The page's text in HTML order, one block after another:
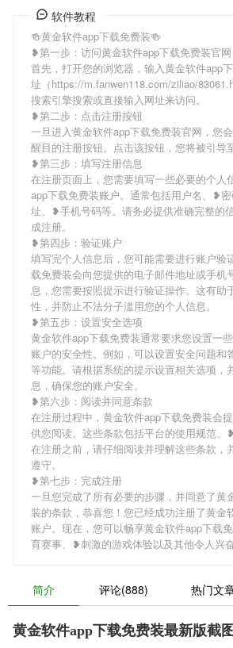
软件教程
🍻黄金软件app下载免费装🍻
❥第一步：访问黄金软件app下载免费装官网
首先，打开您的浏览器，输入黄金软件app
址（https://m.fanwen118.com/ziliao/
搜索引擎搜索或直接输入网址来访问。
❥第二步：点击注册按钮
一旦进入黄金软件app下载免费装官网，您
醒目的注册按钮。点击该按钮，您将被引导
❥第三步：填写注册信息
在注册页面上，您需要填写一些必要的个人
app下载免费装账户。通常包括用户名、❥
址、❥手机号码等。请务必提供准确完整的
成注册。
❥第四步：验证账户
填写完个人信息后，您可能需要进行账户验
载免费装会向您提供的电子邮件地址或手机
息，您需要按照提示进行验证操作。这有助
性，并防止不法分子滥用您的个人信息。
❥第五步：设置安全选项
黄金软件app下载免费装通常要求您设置一
账户的安全性。例如，可以设置安全问题和
等功能。请根据系统的提示设置相关选项，
息，确保您的账户安全。
❥第六步：阅读并同意条款
在注册过程中，黄金软件app下载免费装会
供您阅读。这些条款包括平台的使用规范、
在注册之前，请仔细阅读并理解这些条款，
遵守。
❥第七步：完成注册
一旦您完成了所有必要的步骤，并同意了黄
装的条款，恭喜您！您已经成功注册了黄金
账户。现在，您可以畅享黄金软件app下载
育赛事、❥刺激的游戏体验以及其他令人兴奋
简介 评论(888) 热门文
黄金软件app下载免费装最新版截图